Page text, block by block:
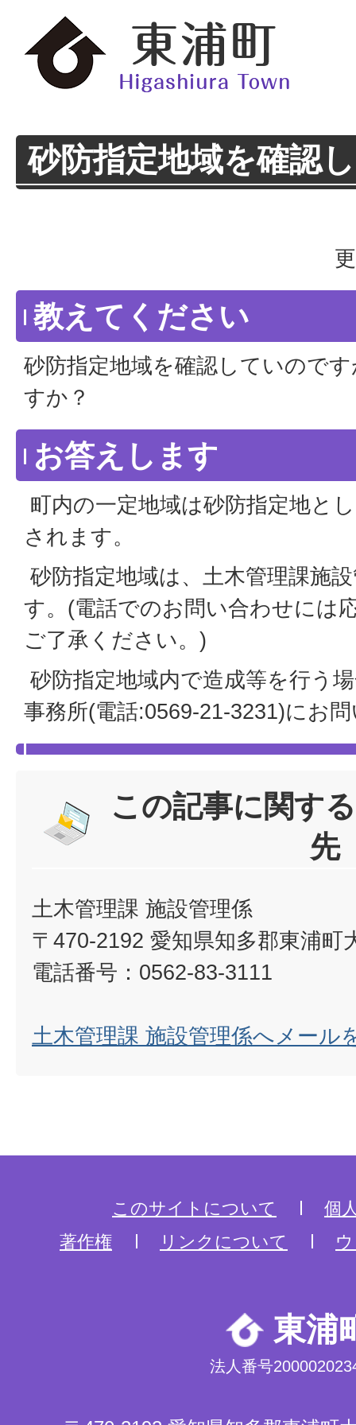
砂防指定地域を確認
教えてください
砂防指定地域を確認していので
すか？
お答えします
町内の一定地域は砂防指定地と
されます。
砂防指定地域は、土木管理課施
す。(電話でのお問い合わせには
ご了承ください。)
砂防指定地域内で造成等を行う
事務所(電話:0569-21-3231)にお
この記事に関す
先
土木管理課 施設管理係
〒470-2192 愛知県知多郡東浦町
電話番号：0562-83-3111
土木管理課 施設管理係へメール
このサイトについて
個
著作権
リンクについて
東浦
法人番号